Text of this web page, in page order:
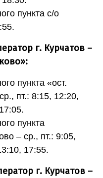
пункта с/о
г. Курчатов –
пункта «ост.
пт.: 8:15, 12:20,
пункта
– ср., пт.: 9:05,
17:55.
г. Курчатов –